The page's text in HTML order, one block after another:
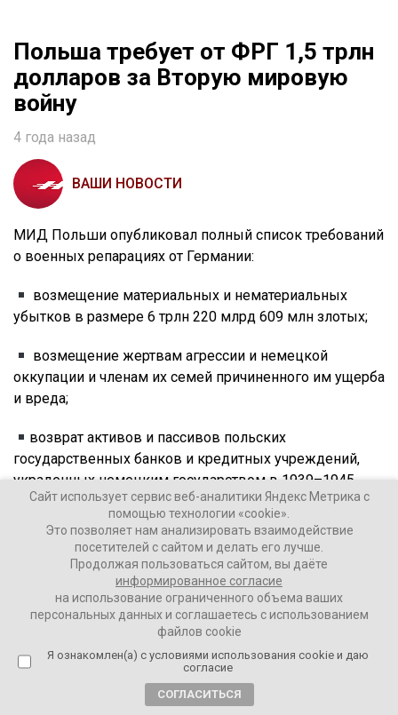
Польша требует от ФРГ 1,5 трлн
долларов за Вторую мировую
войну
4 года назад
ВАШИ НОВОСТИ
МИД Польши опубликовал полный список требований
о военных репарациях от Германии:
возмещение материальных и нематериальных
убытков в размере 6 трлн 220 млрд 609 млн злотых;
возмещение жертвам агрессии и немецкой
оккупации и членам их семей причиненного им ущерба
и вреда;
возврат активов и пассивов польских
государственных банков и кредитных учреждений,
украденных немецким государством в 1939–1945
годах;
возвращение похищенных из Польши культурных
ценностей, находящихся на территории Германии.
«В дипломатической ноте правительству ФРГ
относительно компенсации за ущерб,
причиненный Германией в результате
германской агрессии и оккупации в 1939–1945
Сайт использует сервис веб-аналитики Яндекс Метрика с
помощью технологии «cookie».
Это позволяет нам анализировать взаимодействие
посетителей с сайтом и делать его лучше.
Продолжая пользоваться сайтом, вы даёте
информированное согласие
на использование ограниченного объема ваших
персональных данных и соглашаетесь с использованием
файлов cookie
Я ознакомлен(а) с условиями использования cookie и даю
согласие
СОГЛАСИТЬСЯ